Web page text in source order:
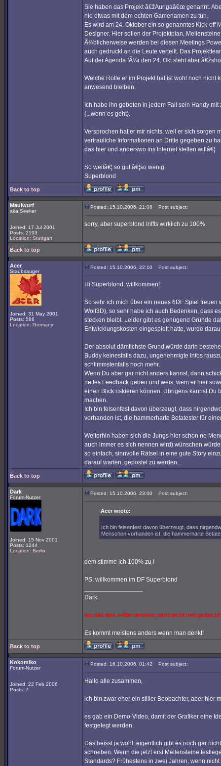
Sie haben das Projekt â€žAurigaâ€œ genannt.
nie etwas mit dem echten Gamenamen zu tun.
Es wird am 24. Oktober ein so genanntes Kick-off
Designer. Hier sollen der Projektplan,
Ã¼blicherweise werden bei diesen Meetings
auch gedruckt an die Leute verteilt. Das
Auf der Agenda fÃ¼r den 24. Okt steht aber
Welche Rolle er im Projekt hat ist wohl noch nicht
anwesend bleiben.
Ich habe ihn gebeten in jedem Fall sein Handy
(...wenn es geht).
Versprochen hat er mir nichts, weil er sich sorgen
vertrauliche Informationen an Dritte gegeben zu
das hier und anderswo ins Internet stellen willâ€¦
So weitâ€¦ so gut â€¦so wenig
Superblond
Back to top
Maulwurf
aka Seeker
Joined: 17 Jul 2001
Posts: 2193
Location: Stuttgart
Posted: 15.10.2006, 21:08 Post subject:
sorry, aber superblond triffts wirklich zu 100%
Back to top
Acer
Staubsauger
Joined: 31 May 2001
Posts: 586
Location: Germany
Posted: 15.10.2006, 22:10 Post subject:
Hi Superblond, willkommen!
So sehr ich mich über ein neues 6DF Spiel
Wolf3D), so sehr habe ich auch Bedenken, dass
stecken bleibt. Leider gibt es genügend Gründe
Entwicklungskosten eingespielt hatte, wurde
Der absolut dämlichste Grund würde darin
Buddy keinesfalls dazu, ungenehmigte Infos
schlimmstenfalls noch mehr.
Wenn Du aber gar nicht anders kannst, dann
nettes Feedback geben und weis, wem er hier
einen Blick riskieren können. Übrigens kannst Du
machen.
Ich bin felsenfest davon überzeugt, dass
vorhanden ist, die hammerharte Betatester für
Weiterhin haben sich die Jungs hier schon ne
auch immer es sich nennen wird) wünschen
so einfach, sinnvolle Rätsel in eine gute Story
darauf warten, gepostet zu werden...
Back to top
Dark
Forum-Nutzer
Joined: 15 Nov 2001
Posts: 1244
Location: Berlin
Posted: 15.10.2006, 23:00 Post subject:
Acer wrote:
Ich bin felsenfest davon überzeugt, dass
Menschen vorhanden ist, die hammerharte
dem stimme ich 100% zu !
PS: willkommen im DF Superblond
Dark
wo alle das selbe denken, wird nicht viel gedacht
Es kommt meistens anders wenn man denkt!
Back to top
Kokomiko
Forum-Nutzer
Joined: 22 Feb 2006
Posts: 7
Posted: 16.10.2006, 01:42 Post subject:
Hallo alle zusammen,
ich bin zwar eher ein stiller Beobachter, aber hier
es gab ein Demo-Video, damit der Grafiker eine
festgelegt werden.
Das heisst ja wohl, eigentlich gibt es noch gar
schreiben. Wenn die jetzt erst Meilensteine
Standards? Frühestens in zwei Jahren, wenn